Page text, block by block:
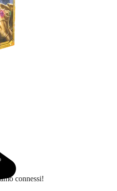
connessi!